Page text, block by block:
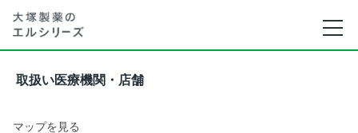
取扱い医療機関・店舗
マップを見る